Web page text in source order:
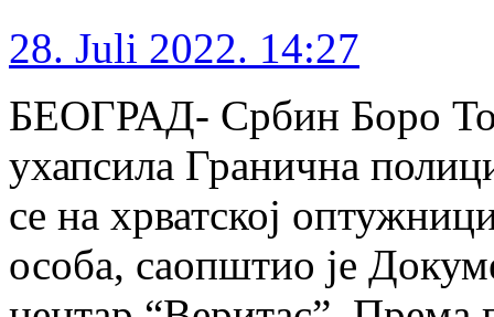
28. Juli 2022. 14:27
БЕОГРАД- Србин Боро
ухапсила Гранична
се на хрватској
особа, саопштио је